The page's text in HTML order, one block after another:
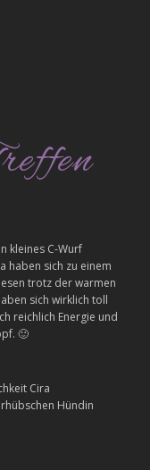
kleines C-Wurf
haben sich zu einem
trotz der warmen
sich wirklich toll
reichlich Energie und
🙂
Cira
Hündin